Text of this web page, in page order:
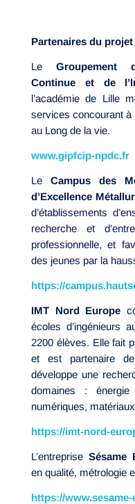
Partenaires du projet
Le Groupement
Continue et de
l’académie de Lille
services concourant à
au Long de la vie.
www.gipfcip-npdc.fr
Le Campus des
d’Excellence
d’établissements
recherche et
professionnelle, et
des jeunes par la
https://
IMT Nord Europe
écoles d’ingénieurs
2200 élèves. Elle fait
et est partenaire de
développe une
domaines : énergie
numériques,
https://imt-nord-
L’entreprise Sésame
en qualité, métrologie
https://